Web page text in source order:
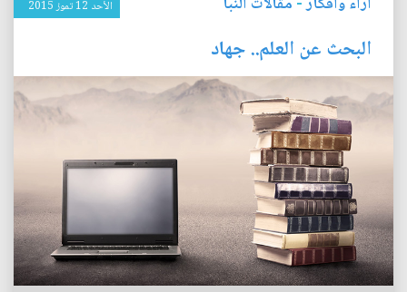
الأحد 12 تموز 2015
البحث عن العلم.. جهاد